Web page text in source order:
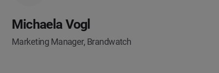
Michaela Vogl
Marketing Manager, Brandwatch